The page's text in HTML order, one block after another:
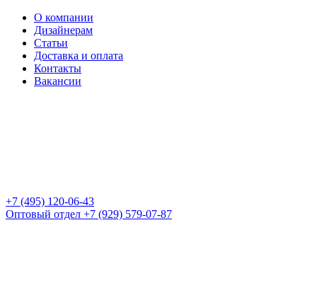
О компании
Дизайнерам
Статьи
Доставка и оплата
Контакты
Вакансии
+7 (495) 120-06-43
Оптовый отдел +7 (929) 579-07-87